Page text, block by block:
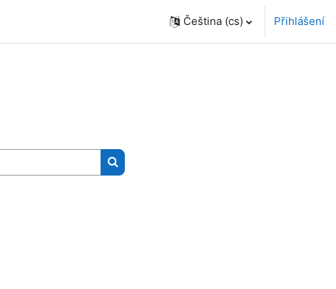
Čeština ‎(cs)‎ Přihlášení
Vyhledat kurzy